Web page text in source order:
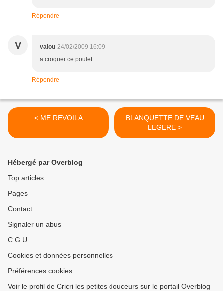
Répondre
V valou 24/02/2009 16:09
a croquer ce poulet
Répondre
< ME REVOILA
BLANQUETTE DE VEAU
LEGERE >
Hébergé par Overblog
Top articles
Pages
Contact
Signaler un abus
C.G.U.
Cookies et données personnelles
Préférences cookies
Voir le profil de Cricri les petites douceurs sur le portail Overblog